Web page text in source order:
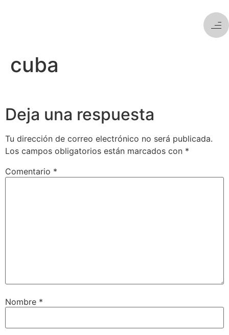
cuba
Deja una respuesta
Tu dirección de correo electrónico no será publicada.
Los campos obligatorios están marcados con *
Comentario *
Nombre *